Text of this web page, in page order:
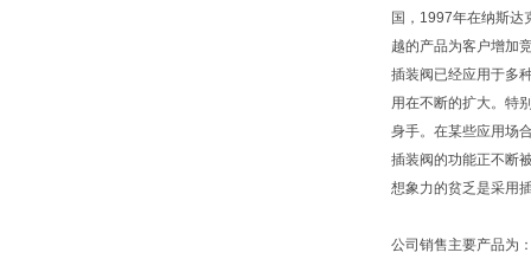
国，1997年在纳斯达
越的产品为客户增加
插装阀已经应用于多
用在不断的扩大。特
身手。在某些应用场
插装阀的功能正不断
想象力的贫乏是采用
公司销售主要产品为